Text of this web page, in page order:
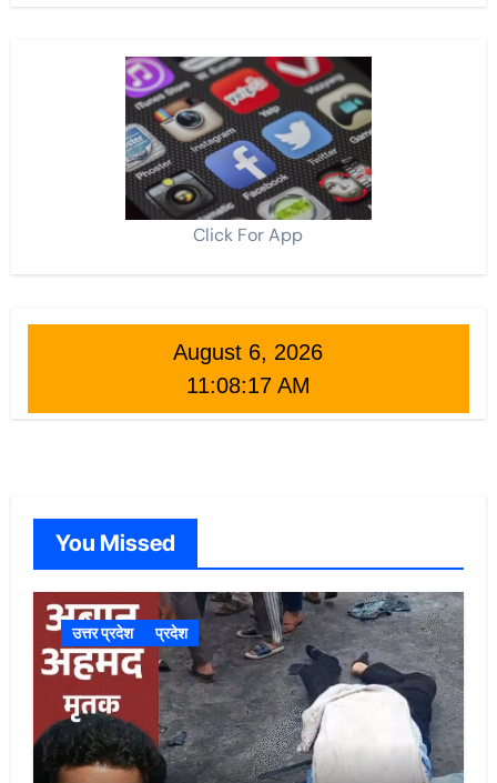
Click For App
August 6, 2026
11:08:18 AM
You Missed
उत्तर प्रदेश प्रदेश